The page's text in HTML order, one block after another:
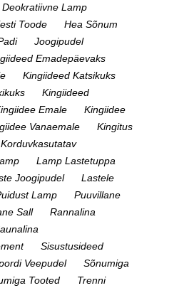
Deokratiivne Lamp
Toode
Hea Sõnum
Joogipudel
Emadepäevaks
Kingiideed Katsikuks
Kingiideed
Emale
Kingiidee
Vanaemale
Kingitus
Korduvkasutatav
Lamp Lastetuppa
Joogipudel
Lastele
Lamp
Puuvillane
Sall
Rannalina
Sisustusideed
Veepudel
Sõnumiga
Tooted
Trenni